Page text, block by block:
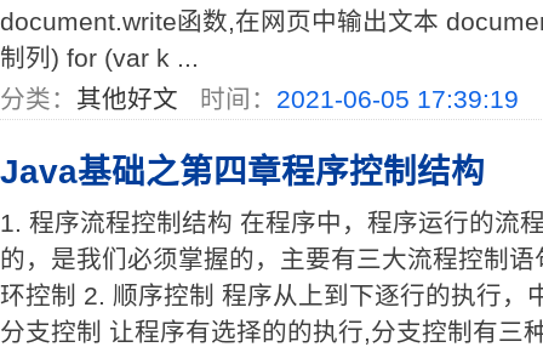
document.write函数,在网页中输出文本
制列) for (var k ...
分类： 其他好文 时间： 2021-06-05 17:39:19
Java基础之第四章程序控制结构
1. 程序流程控制结构 在程序中，程序运行的流
的，是我们必须掌握的，主要有三大流程控制
环控制 2. 顺序控制 程序从上到下逐行的执行，
分支控制 让程序有选择的的执行,分支控制有三